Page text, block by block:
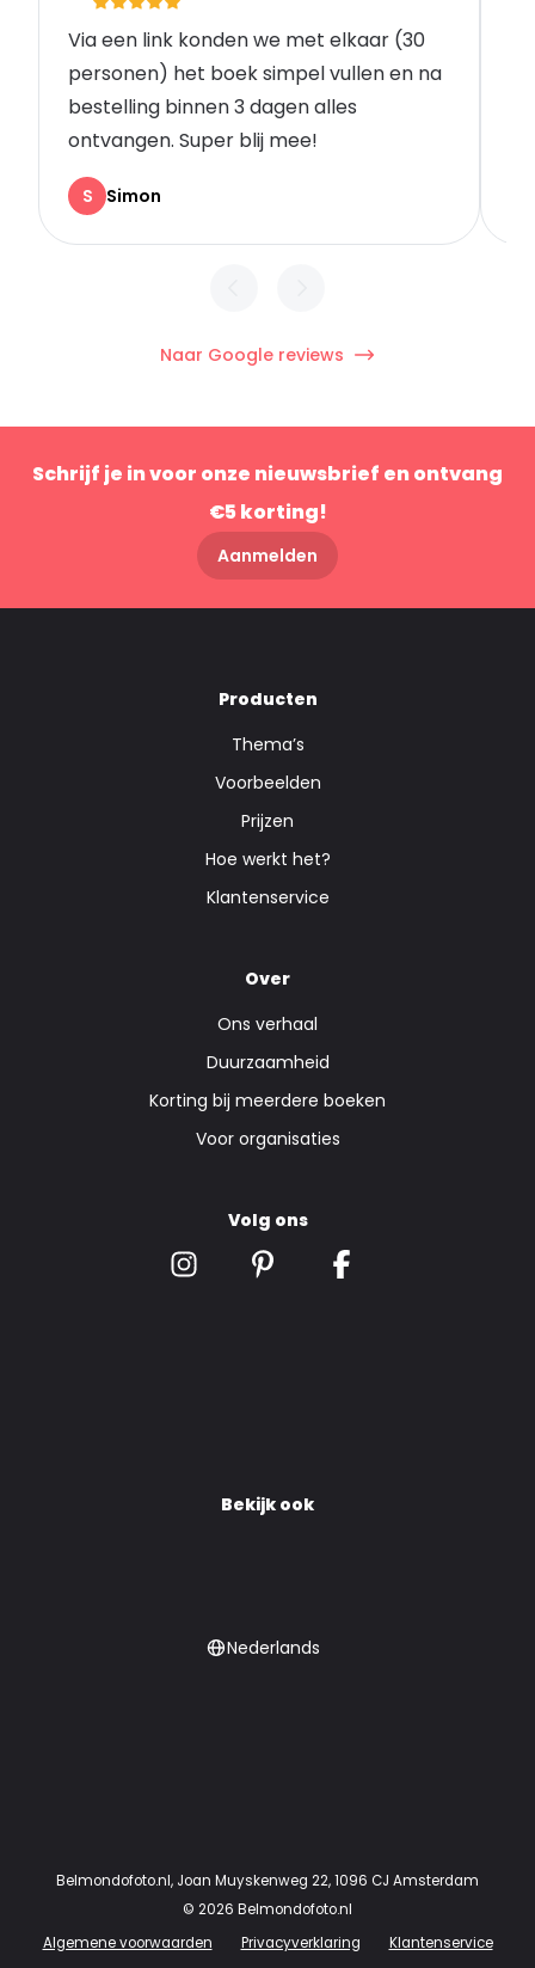
Via een link konden we met elkaar (30
personen) het boek simpel vullen en na
bestelling binnen 3 dagen alles
ontvangen. Super blij mee!
S Simon
Naar Google reviews
Schrijf je in voor onze nieuwsbrief en ontvang
€5 korting!
Aanmelden
Producten
Thema’s
Voorbeelden
Prijzen
Hoe werkt het?
Klantenservice
Over
Ons verhaal
Duurzaamheid
Korting bij meerdere boeken
Voor organisaties
Volg ons
Bekijk ook
Nederlands
Belmondofoto.nl, Joan Muyskenweg 22,1096 CJ Amsterdam
© 2026 Belmondofoto.nl
Algemene voorwaarden
Privacyverklaring Klantenservice